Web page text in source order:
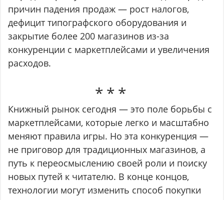
причин падения продаж — рост налогов,
дефицит типографского оборудования и
закрытие более 200 магазинов из-за
конкуренции с маркетплейсами и увеличения
расходов.
Книжный рынок сегодня — это поле борьбы с
маркетплейсами, которые легко и масштабно
меняют правила игры. Но эта конкуренция —
не приговор для традиционных магазинов, а
путь к переосмыслению своей роли и поиску
новых путей к читателю. В конце концов,
технологии могут изменить способ покупки